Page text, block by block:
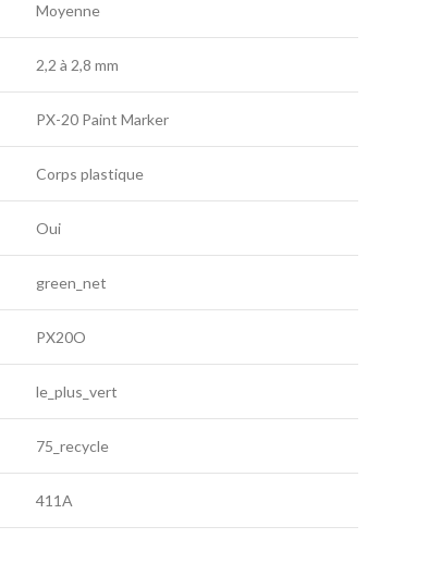
Moyenne
2,2 à 2,8 mm
PX-20 Paint Marker
Corps plastique
Oui
green_net
PX20O
le_plus_vert
75_recycle
411A